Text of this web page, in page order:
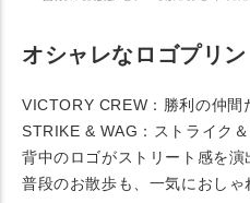
オシャレなロゴプリン
VICTORY CREW：勝利の仲間
STRIKE & WAG：ストライク
背中のロゴがストリート感を演
普段のお散歩も、一気におしゃ